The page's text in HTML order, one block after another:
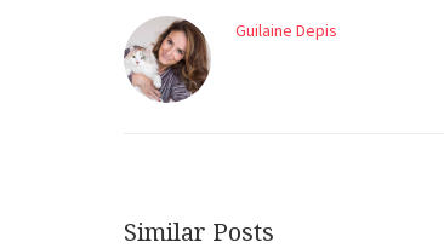
Guilaine Depis
Similar Posts